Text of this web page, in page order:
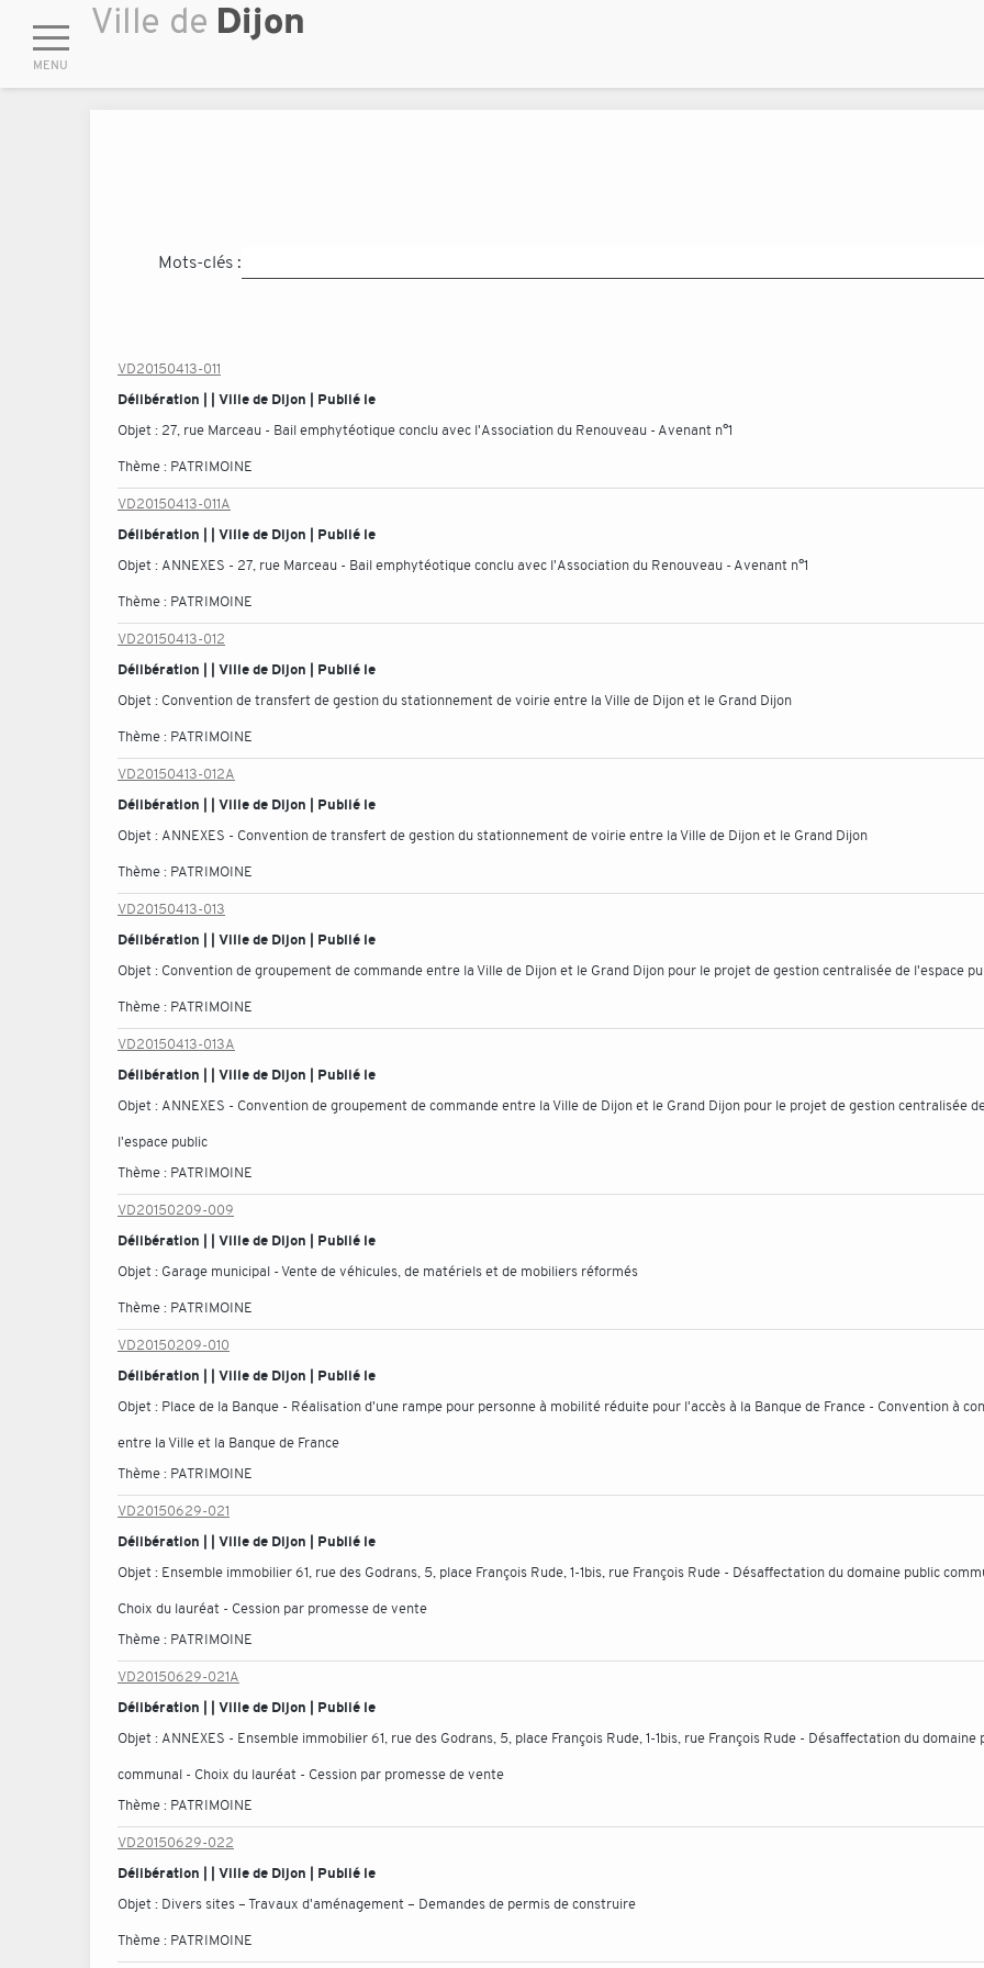
Mots-clés :
VD20150413-011
Délibération | | Ville de Dijon | Publié le
Objet : 27, rue Marceau - Bail emphytéotique conclu avec l'Association du Renouveau - Avenant n°1
Thème : PATRIMOINE
VD20150413-011A
Délibération | | Ville de Dijon | Publié le
Objet : ANNEXES - 27, rue Marceau - Bail emphytéotique conclu avec l'Association du Renouveau - Avenant n°1
Thème : PATRIMOINE
VD20150413-012
Délibération | | Ville de Dijon | Publié le
Objet : Convention de transfert de gestion du stationnement de voirie entre la Ville de Dijon et le Grand Dijon
Thème : PATRIMOINE
VD20150413-012A
Délibération | | Ville de Dijon | Publié le
Objet : ANNEXES - Convention de transfert de gestion du stationnement de voirie entre la Ville de Dijon et le Grand Dijon
Thème : PATRIMOINE
VD20150413-013
Délibération | | Ville de Dijon | Publié le
Objet : Convention de groupement de commande entre la Ville de Dijon et le Grand Dijon pour le projet de gestion centralisée de l'espace
Thème : PATRIMOINE
VD20150413-013A
Délibération | | Ville de Dijon | Publié le
Objet : ANNEXES - Convention de groupement de commande entre la Ville de Dijon et le Grand Dijon pour le projet de gestion centralisée
l'espace public
Thème : PATRIMOINE
VD20150209-009
Délibération | | Ville de Dijon | Publié le
Objet : Garage municipal - Vente de véhicules, de matériels et de mobiliers réformés
Thème : PATRIMOINE
VD20150209-010
Délibération | | Ville de Dijon | Publié le
Objet : Place de la Banque - Réalisation d'une rampe pour personne à mobilité réduite pour l'accès à la Banque de France - Convention à
entre la Ville et la Banque de France
Thème : PATRIMOINE
VD20150629-021
Délibération | | Ville de Dijon | Publié le
Objet : Ensemble immobilier 61, rue des Godrans, 5, place François Rude, 1-1bis, rue François Rude - Désaffectation du domaine public
Choix du lauréat - Cession par promesse de vente
Thème : PATRIMOINE
VD20150629-021A
Délibération | | Ville de Dijon | Publié le
Objet : ANNEXES - Ensemble immobilier 61, rue des Godrans, 5, place François Rude, 1-1bis, rue François Rude - Désaffectation du domaine
communal - Choix du lauréat - Cession par promesse de vente
Thème : PATRIMOINE
VD20150629-022
Délibération | | Ville de Dijon | Publié le
Objet : Divers sites – Travaux d'aménagement – Demandes de permis de construire
Thème : PATRIMOINE